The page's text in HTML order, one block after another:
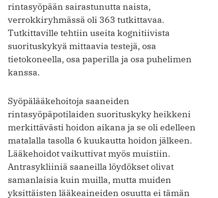
rintasyöpään sairastunutta naista,
verrokkiryhmässä oli 363 tutkittavaa.
Tutkittaville tehtiin useita kognitiivista
suorituskykyä mittaavia testejä, osa
tietokoneella, osa paperilla ja osa puhelimen
kanssa.
Syöpälääkehoitoja saaneiden
rintasyöpäpotilaiden suorituskyky heikkeni
merkittävästi hoidon aikana ja se oli edelleen
matalalla tasolla 6 kuukautta hoidon jälkeen.
Lääkehoidot vaikuttivat myös muistiin.
Antrasykliiniä saaneilla löydökset olivat
samanlaisia kuin muilla, mutta muiden
yksittäisten lääkeaineiden osuutta ei tämän